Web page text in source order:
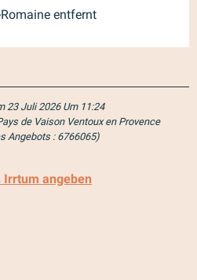
entfernt
23 Juli 2026 Um 11:24
de Vaison Ventoux en Provence
Angebots : 6766065)
Irrtum angeben